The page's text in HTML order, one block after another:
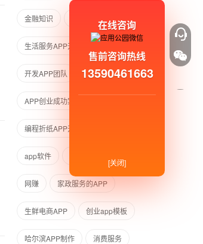
金融知识 虚拟拍照APP开发
生活服务APP开发案例
开发APP团队 酒类电商APP开发
APP创业成功案例
编程折纸APP开发开发APP软件
app软件
网赚 家政服务的APP
生鲜电商APP 创业app模板
哈尔滨APP制作 消费服务
在线咨询
售前咨询热线
13590461663
[关闭]